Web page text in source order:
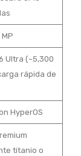
Ultra (~5,300
rápida de
HyperOS
titanio o